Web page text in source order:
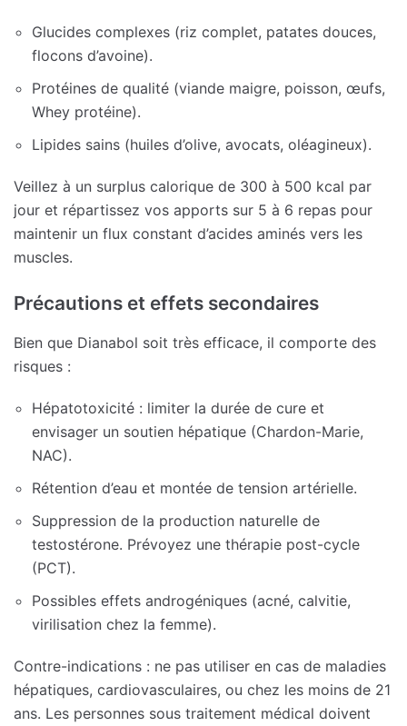
Glucides complexes (riz complet, patates douces,
flocons d’avoine).
Protéines de qualité (viande maigre, poisson, œufs,
Whey protéine).
Lipides sains (huiles d’olive, avocats, oléagineux).
Veillez à un surplus calorique de 300 à 500 kcal par
jour et répartissez vos apports sur 5 à 6 repas pour
maintenir un flux constant d’acides aminés vers les
muscles.
Précautions et effets secondaires
Bien que Dianabol soit très efficace, il comporte des
risques :
Hépatotoxicité : limiter la durée de cure et
envisager un soutien hépatique (Chardon-Marie,
NAC).
Rétention d’eau et montée de tension artérielle.
Suppression de la production naturelle de
testostérone. Prévoyez une thérapie post-cycle
(PCT).
Possibles effets androgéniques (acné, calvitie,
virilisation chez la femme).
Contre-indications : ne pas utiliser en cas de maladies
hépatiques, cardiovasculaires, ou chez les moins de 21
ans. Les personnes sous traitement médical doivent